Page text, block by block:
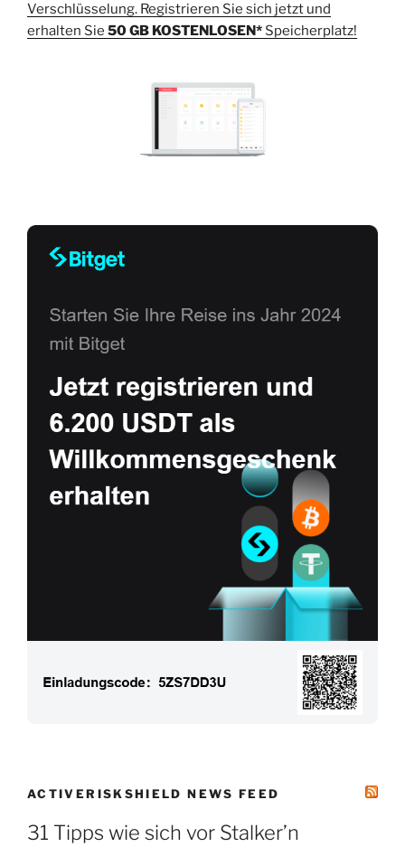
Verschlüsselung. Registrieren Sie sich jetzt und
erhalten Sie 50 GB KOSTENLOSEN* Speicherplatz!
ACTIVERISKSHIELD NEWS FEED
31 Tipps wie sich vor Stalker’n